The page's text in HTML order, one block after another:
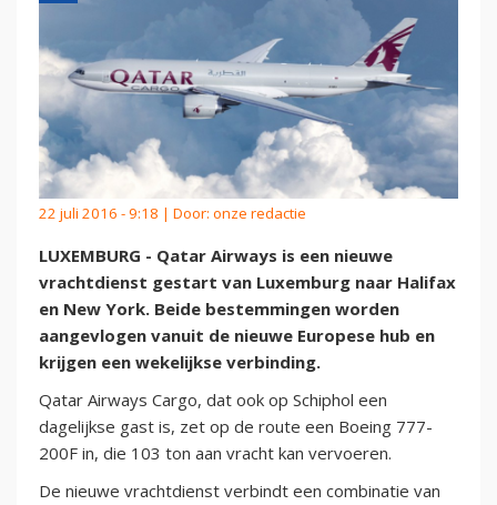
22 juli 2016 - 9:18 | Door: onze redactie
LUXEMBURG - Qatar Airways is een nieuwe
vrachtdienst gestart van Luxemburg naar Halifax
en New York. Beide bestemmingen worden
aangevlogen vanuit de nieuwe Europese hub en
krijgen een wekelijkse verbinding.
Qatar Airways Cargo, dat ook op Schiphol een
dagelijkse gast is, zet op de route een Boeing 777-
200F in, die 103 ton aan vracht kan vervoeren.
De nieuwe vrachtdienst verbindt een combinatie van